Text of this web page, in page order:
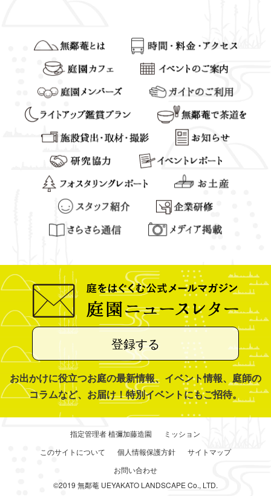
登録する
お出かけに役立つお庭の最新情報、イベント情報、庭師の
コラムなど、お届け！特別イベントにもご招待。
指定管理者 植彌加藤造園
ミッション
このサイトについて
個人情報保護方針
サイトマップ
お問い合わせ
©2019 無鄰菴 UEYAKATO LANDSCAPE Co., LTD.